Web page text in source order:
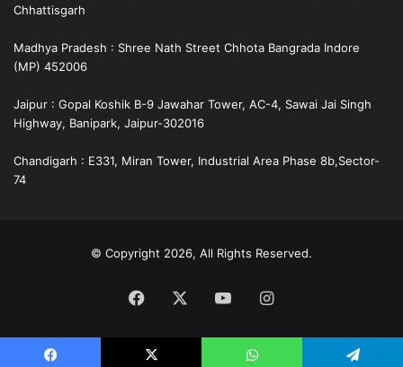
Chhattisgarh
Madhya Pradesh : Shree Nath Street Chhota Bangrada Indore
(MP) 452006
Jaipur : Gopal Koshik B-9 Jawahar Tower, AC-4, Sawai Jai Singh
Highway, Banipark, Jaipur-302016
Chandigarh : E331, Miran Tower, Industrial Area Phase 8b,Sector-
74
© Copyright 2026, All Rights Reserved.
Facebook YouTubeInstagram